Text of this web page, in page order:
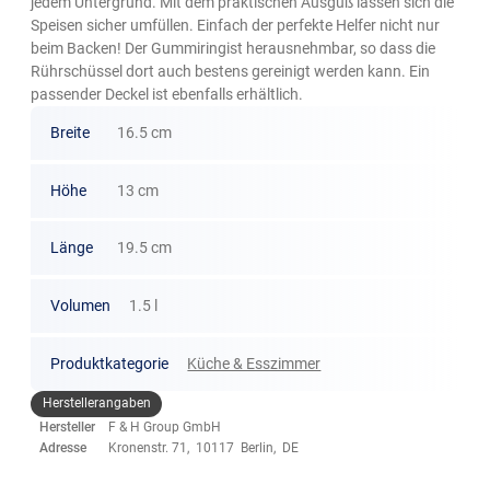
Speisen sicher umfüllen. Einfach der perfekte Helfer nicht nur
beim Backen! Der Gummiringist herausnehmbar, so dass die
Rührschüssel dort auch bestens gereinigt werden kann. Ein
passender Deckel ist ebenfalls erhältlich.
Breite 16.5 cm
Höhe 13 cm
Länge 19.5 cm
Volumen 1.5 l
Produktkategorie Küche & Esszimmer
Herstellerangaben
Hersteller
F & H Group GmbH
Adresse
Kronenstr. 71, 10117 Berlin, DE